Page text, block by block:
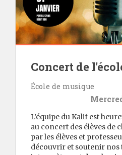
Concert de
École de musique
L’équipe du Kalif est
au concert des élèves de
par les élèves et
découvrir et soutenir nos